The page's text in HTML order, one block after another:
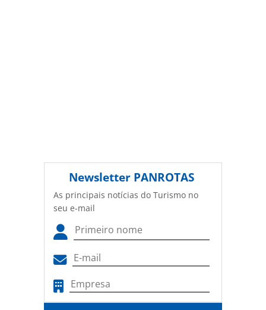
Newsletter PANROTAS
As principais notícias do Turismo no
seu e-mail